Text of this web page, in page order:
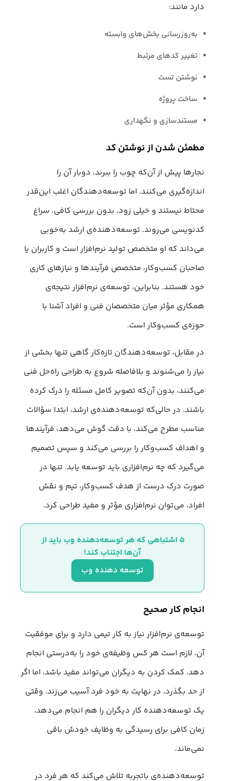
دارد مانند:
به‌روزرسانی بخش‌های وابسته
تغییر کدهای مرتبط
نوشتن تست
ساخت پروژه
مستندسازی و نگهداری
مطمئن شدن از نوشتن کد
نجارها پیش از آن‌که چوب را ببرند، دوبار آن را
اندازه‌گیری می‌کنند. اما توسعه‌دهندگان اغلب این‌قدر
محتاط نیستند و خیلی زود، بدون بررسی کافی، سراغ
کدنویسی می‌روند. توسعه‌دهنده‌ی ارشد به‌خوبی
می‌داند که او متخصص تولید نرم‌افزار است و کاربران یا
صاحبان کسب‌وکار، متخصص فرآیندها و نیازهای کاری
خود هستند. بنابراین، توسعه‌ی نرم‌افزار نتیجه‌ی
همکاری مؤثر میان متخصصان فنی و افراد آشنا با
حوزه‌ی کسب‌وکار است.
در مقابل، توسعه‌دهندگان تازه‌کار گاهی تنها بخشی از
نیاز را می‌شنوند و بلافاصله شروع به طراحی راه‌حل فنی
می‌کنند، بدون آن‌که تصویر کامل مسئله را درک کرده
باشند. در حالی‌که توسعه‌دهنده‌ی ارشد، ابتدا سؤالات
مناسب مطرح می‌کند، با دقت گوش می‌دهد، فرآیندها
و اهداف کسب‌وکار را بررسی می‌کند و سپس تصمیم
می‌گیرد که چه نرم‌افزاری باید توسعه یابد. تنها در
صورت درک درست از هدف کسب‌وکار، تیم و نقش
افراد، می‌توان نرم‌افزاری مؤثر و مفید طراحی کرد.
۵ اشتباهی که هر توسعه‌دهنده وب باید از
آن‌ها اجتناب کند!
توسعه دهنده وب
انجام کار صحیح
توسعه‌ی نرم‌افزار نیاز به کار تیمی دارد و برای موفقیت
آن، لازم است هر کس وظیفه‌ی خود را به‌درستی انجام
دهد. کمک کردن به دیگران می‌تواند مفید باشد، اما اگر
از حد بگذرد، در نهایت به خود فرد آسیب می‌زند. وقتی
یک توسعه‌دهنده کار دیگران را هم انجام می‌دهد،
زمان کافی برای رسیدگی به وظایف خودش باقی
نمی‌ماند.
توسعه‌دهنده‌ی باتجربه تلاش می‌کند که هر فرد در